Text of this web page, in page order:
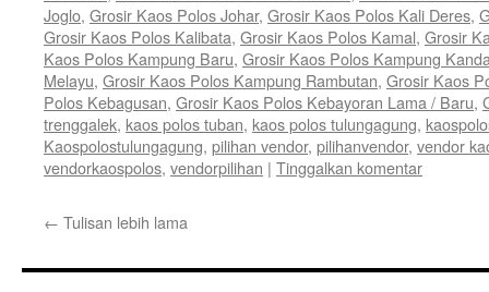
Joglo, Grosir Kaos Polos Johar, Grosir Kaos Polos Kali Deres,
Grosir Kaos Polos Kalibata, Grosir Kaos Polos Kamal, Grosir
Kaos Polos Kampung Baru, Grosir Kaos Polos Kampung
Melayu, Grosir Kaos Polos Kampung Rambutan, Grosir Kaos
Polos Kebagusan, Grosir Kaos Polos Kebayoran Lama / Baru,
trenggalek, kaos polos tuban, kaos polos tulungagung,
Kaospolostulungagung, pilihan vendor, pilihanvendor, vendor
vendorkaospolos, vendorpilihan | Tinggalkan komentar
← Tulisan lebih lama